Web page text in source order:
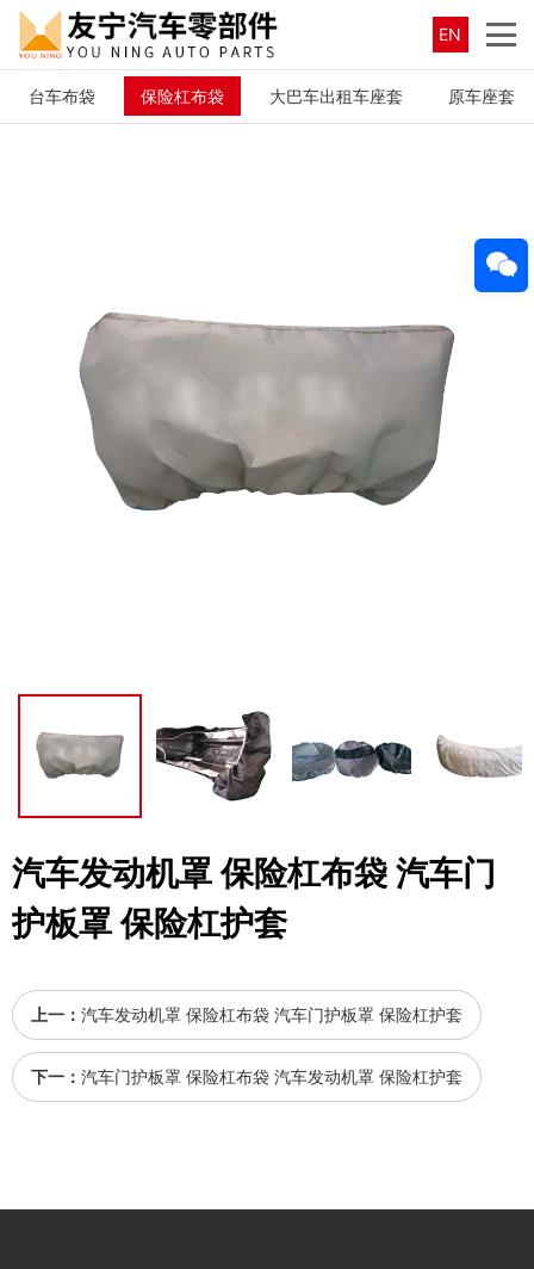
EN
台车布袋 保险杠布袋 大巴车出租车座套 原车座套
汽车发动机罩 保险杠布袋 汽车门
护板罩 保险杠护套
上一： 汽车发动机罩 保险杠布袋 汽车门护板罩 保险杠护套
下一： 汽车门护板罩 保险杠布袋 汽车发动机罩 保险杠护套